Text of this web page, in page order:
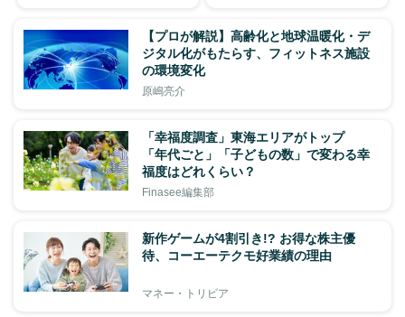
【プロが解説】高齢化と地球温暖化・デ
ジタル化がもたらす、フィットネス施設
の環境変化
原嶋亮介
「幸福度調査」東海エリアがトップ
「年代ごと」「子どもの数」で変わる幸
福度はどれくらい？
Finasee編集部
新作ゲームが4割引き!? お得な株主優
待、コーエーテクモ好業績の理由
マネー・トリビア